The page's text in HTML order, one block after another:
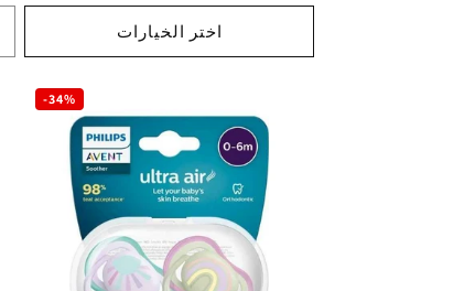
اختر الخيارات
-34%